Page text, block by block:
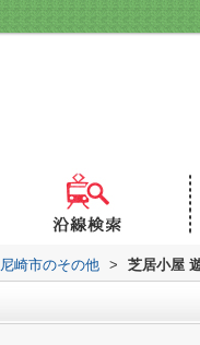
尼崎市のその他 > 芝居小屋